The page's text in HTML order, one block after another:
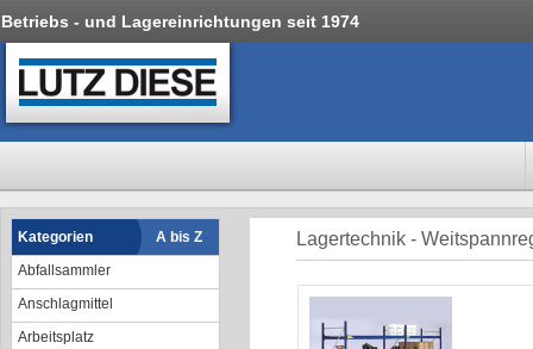
Betriebs - und Lagereinrichtungen seit 1974
Kategorien
A bis Z
Abfallsammler
Anschlagmittel
Arbeitsplatz
Lagertechnik -